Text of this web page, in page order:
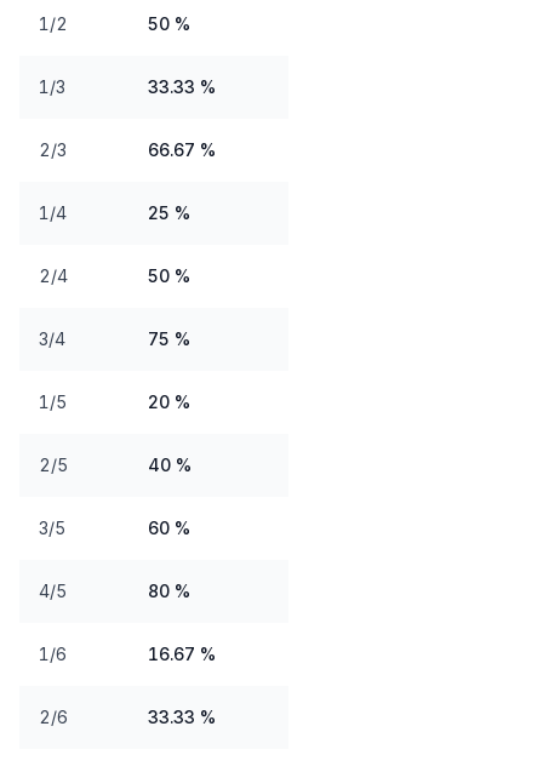
1/2 50 %
1/3 33.33 %
2/3 66.67 %
1/4 25 %
2/4 50 %
3/4 75 %
1/5 20 %
2/5 40 %
3/5 60 %
4/5 80 %
1/6 16.67 %
2/6 33.33 %